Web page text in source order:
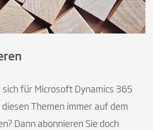
sich für Microsoft Dynamics 365
Themen immer auf dem
Dann abonnieren Sie doch